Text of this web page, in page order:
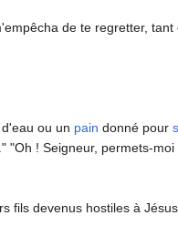
de te regretter, tant
ou un pain donné pour
"Oh ! Seigneur, permets-moi
fils devenus hostiles à